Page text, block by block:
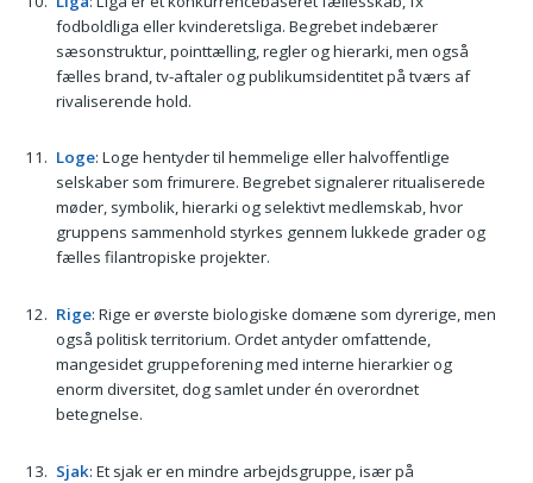
fodboldliga eller kvinderetsliga. Begrebet indebærer
sæsonstruktur, pointtælling, regler og hierarki, men også
fælles brand, tv-aftaler og publikumsidentitet på tværs af
rivaliserende hold.
Loge: Loge hentyder til hemmelige eller halvoffentlige
selskaber som frimurere. Begrebet signalerer ritualiserede
møder, symbolik, hierarki og selektivt medlemskab, hvor
gruppens sammenhold styrkes gennem lukkede grader og
fælles filantropiske projekter.
Rige: Rige er øverste biologiske domæne som dyrerige, men
også politisk territorium. Ordet antyder omfattende,
mangesidet gruppeforening med interne hierarkier og
enorm diversitet, dog samlet under én overordnet
betegnelse.
Sjak: Et sjak er en mindre arbejdsgruppe, især på